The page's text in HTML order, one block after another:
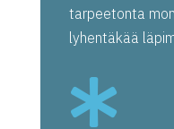
tarpeetonta
lyhentäkää
